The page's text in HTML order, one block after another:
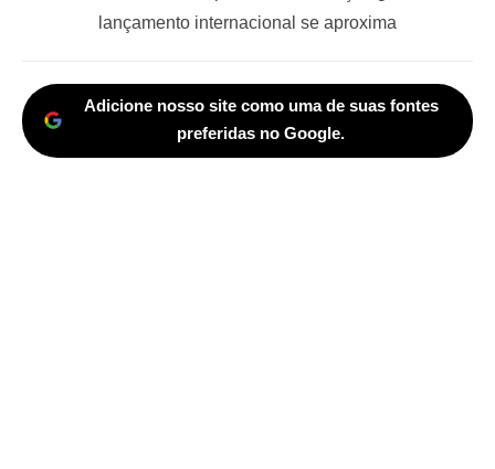
lançamento internacional se aproxima
Adicione nosso site como uma de suas fontes
preferidas no Google.